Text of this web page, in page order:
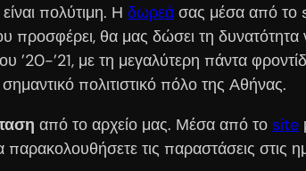
πολύτιμη. Η δωρεά σας μέσα από το
θα μας δώσει τη δυνατότητα
’20-’21, με τη μεγαλύτερη πάντα
πολιτιστικό πόλο της Αθήνας.
από το αρχείο μας. Μέσα από το site
τις παραστάσεις στις